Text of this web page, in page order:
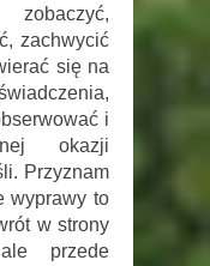
zachwycić
się na
i
okazji
Przyznam
wyprawy to
w strony
przede